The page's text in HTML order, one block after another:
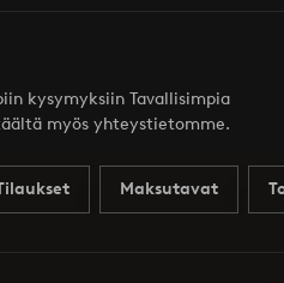
kysymyksiin Tavallisimpia
myös yhteystietomme.
Maksutavat